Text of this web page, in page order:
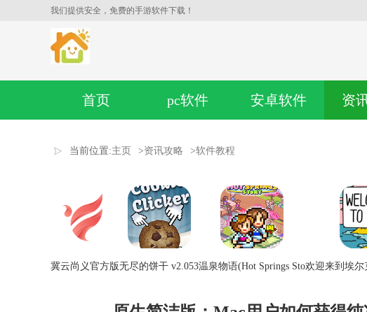
我们提供安全，免费的手游软件下载！
首页 pc软件 安卓软件 资
当前位置:主页 >资讯攻略 >软件教程
冀云尚义官方版无尽的饼干 v2.053温泉物语(Hot Springs Sto欢迎来到埃尔